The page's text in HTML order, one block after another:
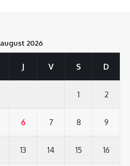
august 2026
J V S D
1 2
6 7 8 9
13 14 15 16